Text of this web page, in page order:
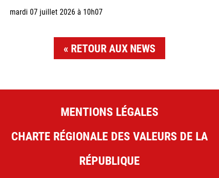
mardi 07 juillet 2026 à 10h07
RETOUR AUX NEWS
MENTIONS LÉGALES
CHARTE RÉGIONALE DES VALEURS DE LA
RÉPUBLIQUE